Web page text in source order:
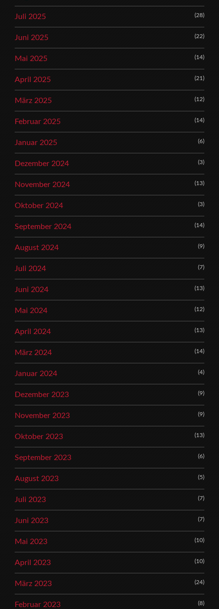
Juli 2025 (28)
Juni 2025 (22)
Mai 2025 (14)
April 2025 (21)
März 2025 (12)
Februar 2025 (14)
Januar 2025 (6)
Dezember 2024 (3)
November 2024 (13)
Oktober 2024 (3)
September 2024 (14)
August 2024 (9)
Juli 2024 (7)
Juni 2024 (13)
Mai 2024 (12)
April 2024 (13)
März 2024 (14)
Januar 2024 (4)
Dezember 2023 (9)
November 2023 (9)
Oktober 2023 (13)
September 2023 (6)
August 2023 (5)
Juli 2023 (7)
Juni 2023 (7)
Mai 2023 (10)
April 2023 (10)
März 2023 (24)
Februar 2023 (8)